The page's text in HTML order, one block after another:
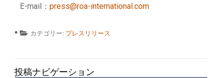
E-mail： press@roa-international.com
カテゴリー: プレスリリース
投稿ナビゲーション